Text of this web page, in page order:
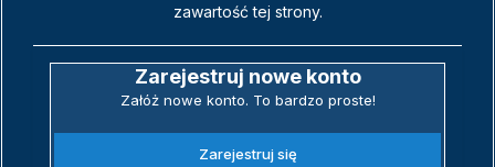
zawartość tej strony.
Zarejestruj nowe konto
Załóż nowe konto. To bardzo proste!
Zarejestruj się